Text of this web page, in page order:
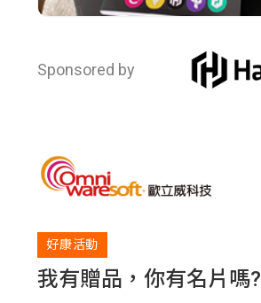
Sponsored by
好康活動
我有贈品，你有名片嗎?